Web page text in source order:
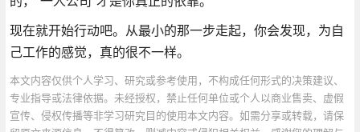
现在就开始行动吧。从最小的那一步走起，你会发现，为自
己工作的感觉，真的很不一样。
本文内容仅供个人学习、研究或参考使用，不构成任何形式的决策建议、
专业指导或法律依据。未经授权，禁止任何单位或个人以商业售卖、虚假
宣传、侵权传播等非学习研究目的使用本文内容。如需分享或转载，请保